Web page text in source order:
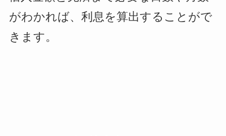
がわかれば、利息を算出することがで
きます。